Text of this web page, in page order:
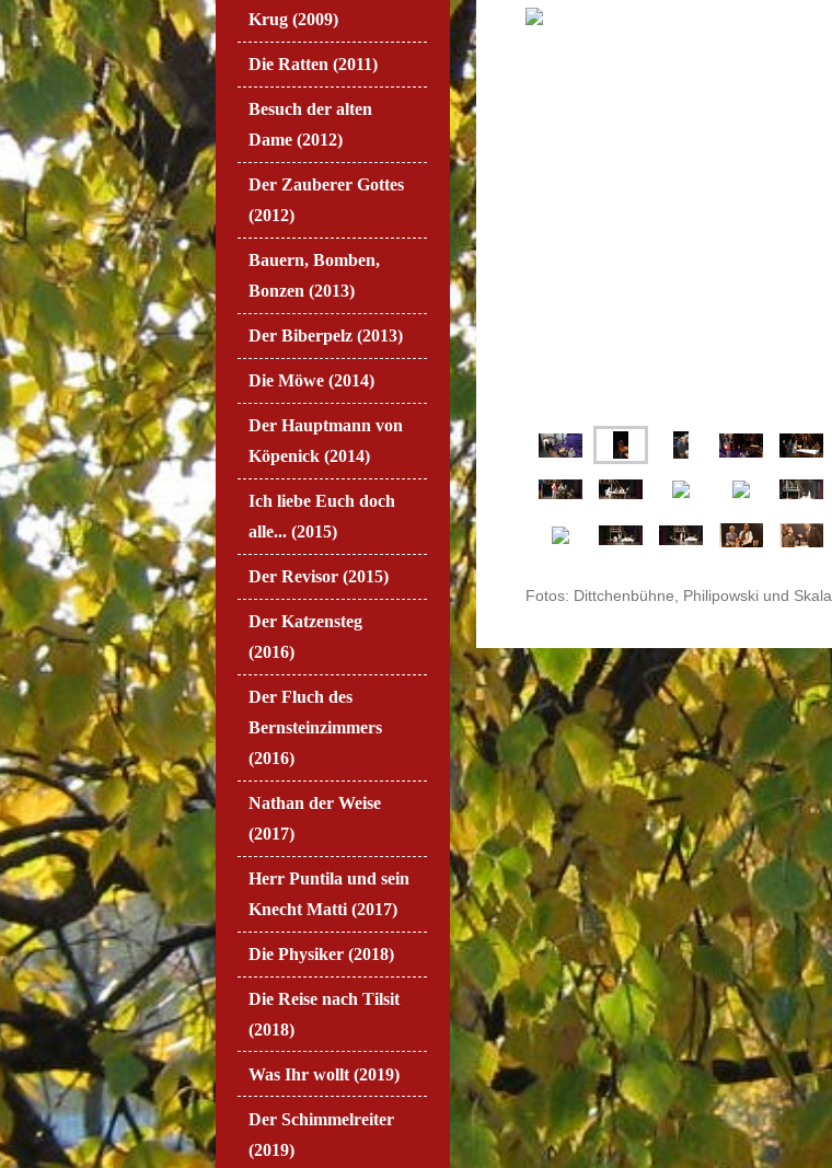
Fotos: Dittchenbühne, Philipowski und Skala
Krug (2009)
Die Ratten (2011)
Besuch der alten
Dame (2012)
Der Zauberer Gottes
(2012)
Bauern, Bomben,
Bonzen (2013)
Der Biberpelz (2013)
Die Möwe (2014)
Der Hauptmann von
Köpenick (2014)
Ich liebe Euch doch
alle... (2015)
Der Revisor (2015)
Der Katzensteg
(2016)
Der Fluch des
Bernsteinzimmers
(2016)
Nathan der Weise
(2017)
Herr Puntila und sein
Knecht Matti (2017)
Die Physiker (2018)
Die Reise nach Tilsit
(2018)
Was Ihr wollt (2019)
Der Schimmelreiter
(2019)